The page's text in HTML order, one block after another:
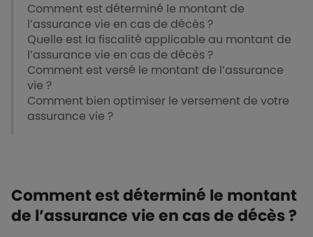
Comment est déterminé le montant de
l’assurance vie en cas de décès ?
Quelle est la fiscalité applicable au montant de
l’assurance vie en cas de décès ?
Comment est versé le montant de l’assurance
vie ?
Comment bien optimiser le versement de votre
assurance vie ?
Comment est déterminé le montant
de l’assurance vie en cas de décès ?